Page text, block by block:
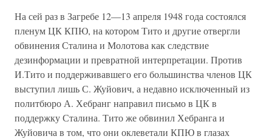
На сей раз в Загребе 12—13 апреля 1948 года состоялся
пленум ЦК КПЮ, на котором Тито и другие отвергли
обвинения Сталина и Молотова как следствие
дезинформации и превратной интерпретации. Против
И.Тито и поддерживавшего его большинства членов ЦК
выступил лишь С. Жуйович, а недавно исключенный из
политбюро А. Хебранг направил письмо в ЦК в
поддержку Сталина. Тито же обвинил Хебранга и
Жуйовича в том, что они оклеветали КПЮ в глазах